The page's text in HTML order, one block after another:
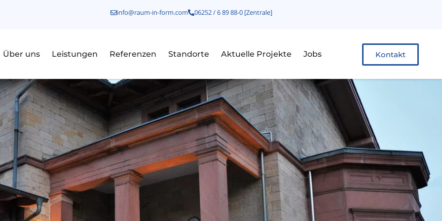
info@raum-in-form.com 06252 / 6 89 88-0 [Zentrale]
Über uns Leistungen Referenzen Standorte Aktuelle Projekte Jobs Kontakt